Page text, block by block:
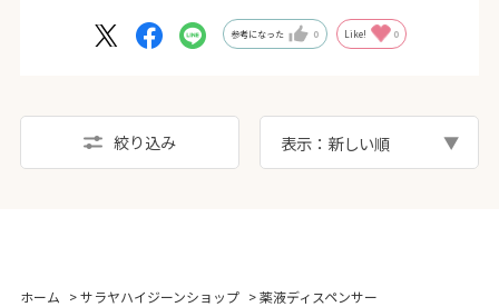
参考になった 0 Like! 0
絞り込み 表示：新しい順
ホーム >サラヤハイジーンショップ >薬液ディスペンサー